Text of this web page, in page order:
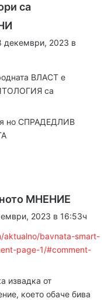
са
:
декември, 2023 в
ВЛАСТ е
са
но СПРАДЕДЛИВ
МНЕНИЕ
а
:
2023 в 16:53ч
bavnata-smart-
page-1/#comment-
извадка от
което обаче бива